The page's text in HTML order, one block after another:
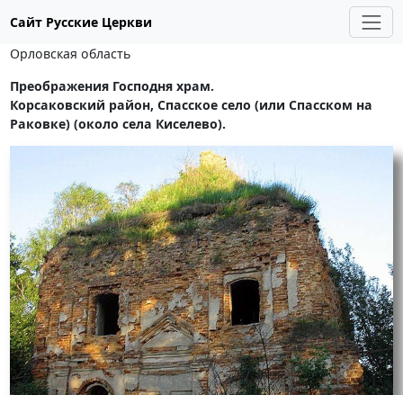
Сайт Русские Церкви
Орловская область
Преображения Господня храм.
Корсаковский район, Спасское село (или Спасском на
Раковке) (около села Киселево).